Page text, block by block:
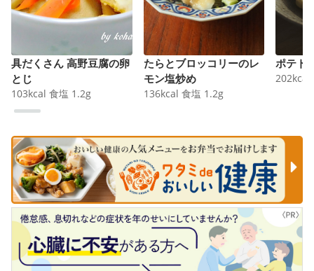
具だくさん 高野豆腐の卵
とじ
103kcal 食塩 1.2g
たらとブロッコリーのレ
モン塩炒め
136kcal 食塩 1.2g
ポテト
202kcal